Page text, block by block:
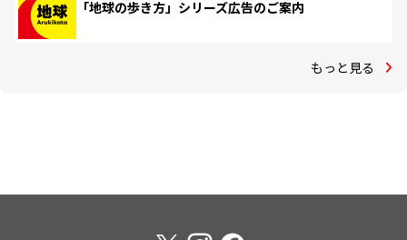
「地球の歩き方」シリーズ広告のご案内
もっと見る